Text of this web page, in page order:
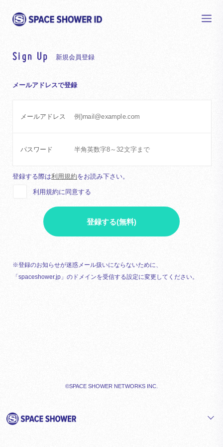
Sign Up 新規会員登録
メールアドレスで登録
メールアドレス
パスワード
登録する際は利用規約をお読み下さい。
利用規約に同意する
登録する(無料)
※登録のお知らせが迷惑メール扱いにならないために、
「spaceshower.jp」のドメインを受信する設定に変更してください。
©SPACE SHOWER NETWORKS INC.